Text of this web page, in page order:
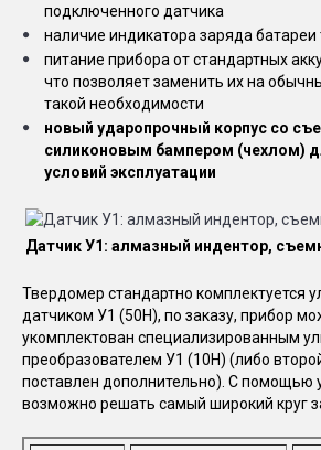
подключенного датчика
наличие индикатора заряда
питание прибора от стандартных
что позволяет заменить их на
такой необходимости
новый ударопрочный корпус со
силиконовым бампером (чехлом)
условий эксплуатации
Датчик У1: алмазный индентор,
Твердомер стандартно комплектуется
датчиком У1 (50Н), по заказу, прибор
укомплектован специализированным
преобразователем У1 (10Н) (либо
поставлен дополнительно). С помощью
возможно решать самый широкий круг